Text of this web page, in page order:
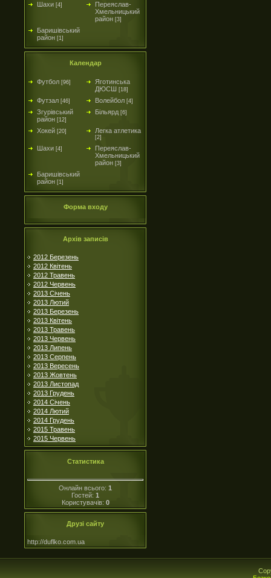
Шахи [4]
Переяслав-
Хмельницький
район [3]
Баришівський
район [1]
Календар
Футбол [96]
Яготинська
ДЮСШ [18]
Футзал [46] Волейбол [4]
Згурівський
район [12]
Більярд [6]
Хокей [20] Легка атлетика
[2]
Шахи [4]
Переяслав-
Хмельницький
район [3]
Баришівський
район [1]
Форма входу
Архів записів
2012 Березень
2012 Квітень
2012 Травень
2012 Червень
2013 Січень
2013 Лютий
2013 Березень
2013 Квітень
2013 Травень
2013 Червень
2013 Липень
2013 Серпень
2013 Вересень
2013 Жовтень
2013 Листопад
2013 Грудень
2014 Січень
2014 Лютий
2014 Грудень
2015 Травень
2015 Червень
Статистика
Онлайн всього: 1
Гостей: 1
Користувачів: 0
Друзі сайту
http://duflko.com.ua